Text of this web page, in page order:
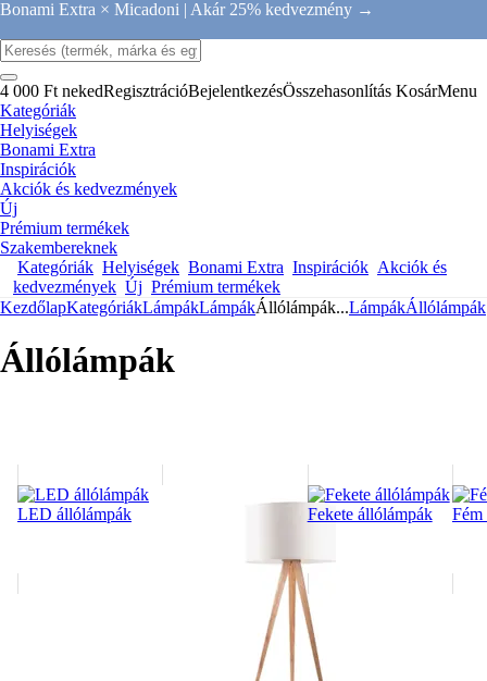
Bonami Extra × Micadoni | Akár 25% kedvezmény →
4 000 Ft nekedRegisztrációBejelentkezésÖsszehasonlítás KosárMenu
Kategóriák
Helyiségek
Bonami Extra
Inspirációk
Akciók és kedvezmények
Új
Prémium termékek
Szakembereknek
Kategóriák Helyiségek Bonami Extra Inspirációk Akciók és
kedvezmények Új Prémium termékek
KezdőlapKategóriákLámpákLámpákÁllólámpák...LámpákÁllólámpák
Állólámpák
LED állólámpák Fekete állólámpák Fém